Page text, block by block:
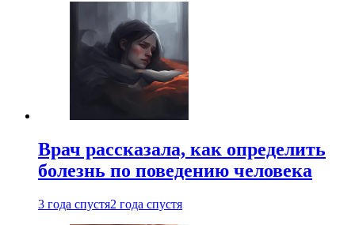
Врач рассказала, как определить
болезнь по поведению человека
3 года спустя2 года спустя